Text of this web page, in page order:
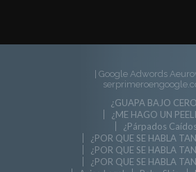
| Google Adwords
¿GUAPA BAJO
¿ME HAGO UN
¿Párpados
¿POR QUE SE HABLA
¿POR QUE SE HABLA
¿POR QUE SE HABLA